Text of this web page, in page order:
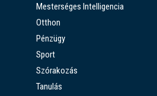
Mesterséges Intelligencia
Otthon
Pénzügy
Sport
Szórakozás
Tanulás